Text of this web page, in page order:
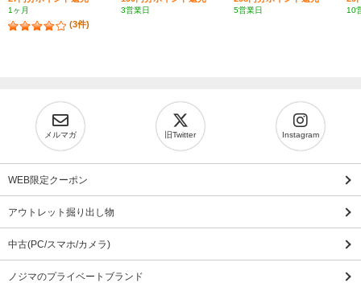
1ヶ月
(3件)
3営業日 5営業日 10
メルマガ 旧Twitter Instagram
WEB限定クーポン
アウトレット掘り出し物
中古(PC/スマホ/カメラ)
ノジマのプライベートブランド